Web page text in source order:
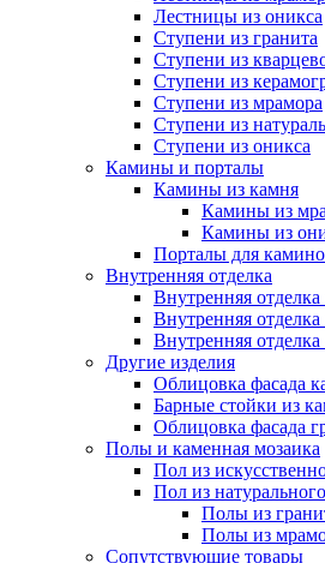
Лестницы из оникса
Ступени из гранита
Ступени из
Ступени из
Ступени из мрамора
Ступени из
Ступени из оникса
Камины и порталы
Камины из камня
Камины из
Камины из
Порталы для
Внутренняя отделка
Внутренняя
Внутренняя
Внутренняя
Другие изделия
Облицовка фасада
Барные стойки из
Облицовка фасада
Полы и каменная мозаика
Пол из
Пол из
Полы из
Полы из
Сопутствующие товары